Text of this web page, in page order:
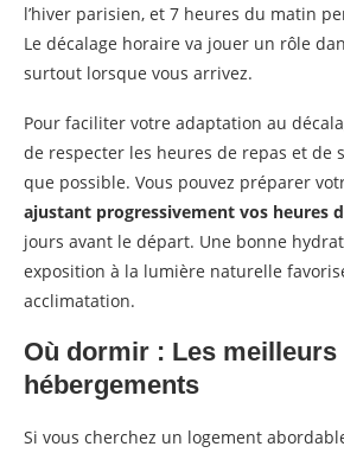
l’hiver parisien, et 7 heures du matin
Le décalage horaire va jouer un rôle
surtout lorsque vous arrivez.
Pour faciliter votre adaptation au
de respecter les heures de repas et de
que possible. Vous pouvez préparer
ajustant progressivement vos heures
jours avant le départ. Une bonne
exposition à la lumière naturelle
acclimatation.
Où dormir : Les
hébergements
Si vous cherchez un logement